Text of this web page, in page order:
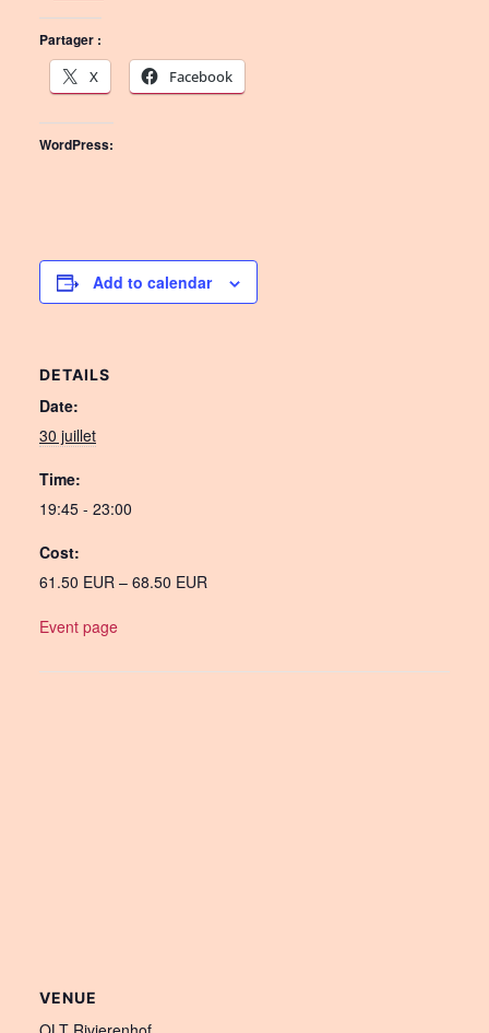
Partager :
X
Facebook
WordPress:
Add to calendar
DETAILS
Date:
30 juillet
Time:
19:45 - 23:00
Cost:
61.50 EUR – 68.50 EUR
Event page
VENUE